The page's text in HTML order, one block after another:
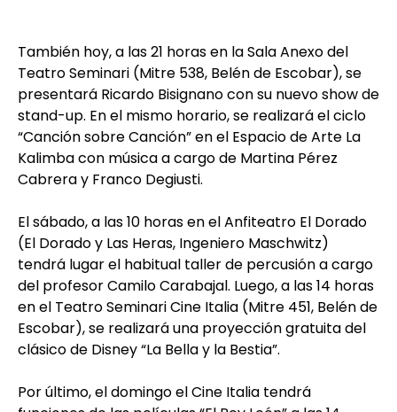
También hoy, a las 21 horas en la Sala Anexo del
Teatro Seminari (Mitre 538, Belén de Escobar), se
presentará Ricardo Bisignano con su nuevo show de
stand-up. En el mismo horario, se realizará el ciclo
“Canción sobre Canción” en el Espacio de Arte La
Kalimba con música a cargo de Martina Pérez
Cabrera y Franco Degiusti.
El sábado, a las 10 horas en el Anfiteatro El Dorado
(El Dorado y Las Heras, Ingeniero Maschwitz)
tendrá lugar el habitual taller de percusión a cargo
del profesor Camilo Carabajal. Luego, a las 14 horas
en el Teatro Seminari Cine Italia (Mitre 451, Belén de
Escobar), se realizará una proyección gratuita del
clásico de Disney “La Bella y la Bestia”.
Por último, el domingo el Cine Italia tendrá